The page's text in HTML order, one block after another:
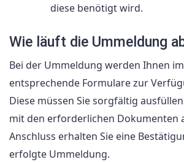
diese benötigt wird.
Wie läuft die Ummeldung
Bei der Ummeldung werden Ihnen
entsprechende Formulare zur
Diese müssen Sie sorgfältig
mit den erforderlichen Dokumenten
Anschluss erhalten Sie eine
erfolgte Ummeldung.